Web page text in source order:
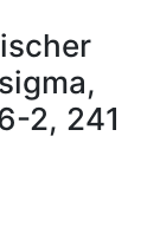
2, 241